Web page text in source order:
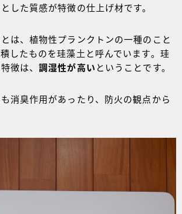
した質感が特徴の仕上げ材です。
は、植物性プランクトンの一種のこと
したものを珪藻土と呼んでいます。珪
徴は、 調湿性が高い ということです。
消臭作用があったり、防火の観点から